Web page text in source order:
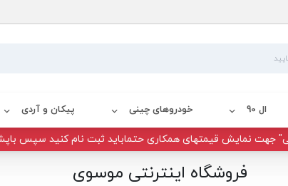
ال 90 خودروهای چینی پیکان و آردی
جهت نمایش قیمتهای همکاری حتماباید ثبت نام کنید سپس
فروشگاه اینترنتی موسوی